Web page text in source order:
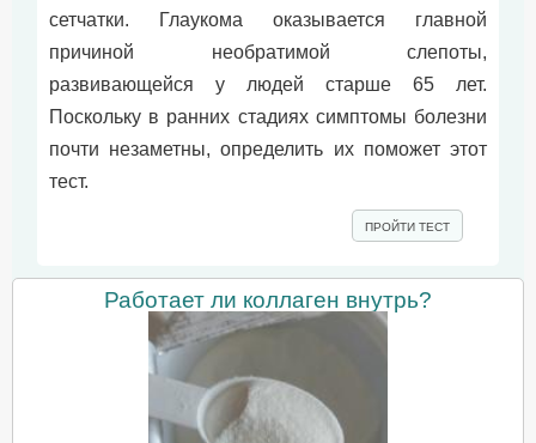
сетчатки. Глаукома оказывается главной
причиной необратимой слепоты,
развивающейся у людей старше 65 лет.
Поскольку в ранних стадиях симптомы болезни
почти незаметны, определить их поможет этот
тест.
ПРОЙТИ ТЕСТ
Работает ли коллаген внутрь?